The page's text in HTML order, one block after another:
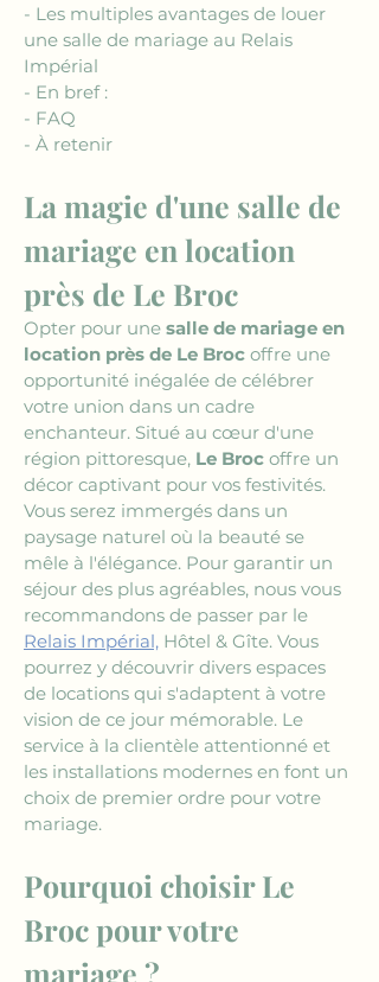
- Les multiples avantages de louer
une salle de mariage au Relais
Impérial
- En bref :
- FAQ
- À retenir
La magie d'une salle de
mariage en location
près de Le Broc
Opter pour une salle de mariage en
location près de Le Broc offre une
opportunité inégalée de célébrer
votre union dans un cadre
enchanteur. Situé au cœur d'une
région pittoresque, Le Broc offre un
décor captivant pour vos festivités.
Vous serez immergés dans un
paysage naturel où la beauté se
mêle à l'élégance. Pour garantir un
séjour des plus agréables, nous vous
recommandons de passer par le
Relais Impérial, Hôtel & Gîte. Vous
pourrez y découvrir divers espaces
de locations qui s'adaptent à votre
vision de ce jour mémorable. Le
service à la clientèle attentionné et
les installations modernes en font un
choix de premier ordre pour votre
mariage.
Pourquoi choisir Le
Broc pour votre
mariage ?